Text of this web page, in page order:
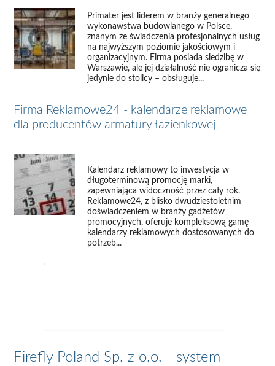
Primater jest liderem w branży generalnego
wykonawstwa budowlanego w Polsce,
znanym ze świadczenia profesjonalnych usług
na najwyższym poziomie jakościowym i
organizacyjnym. Firma posiada siedzibę w
Warszawie, ale jej działalność nie ogranicza się
jedynie do stolicy – obsługuje...
Firma Reklamowe24 - kalendarze reklamowe
dla producentów armatury łazienkowej
Kalendarz reklamowy to inwestycja w
długoterminową promocję marki,
zapewniająca widoczność przez cały rok.
Reklamowe24, z blisko dwudziestoletnim
doświadczeniem w branży gadżetów
promocyjnych, oferuje kompleksową gamę
kalendarzy reklamowych dostosowanych do
potrzeb...
Firefly Poland Sp. z o.o. - system